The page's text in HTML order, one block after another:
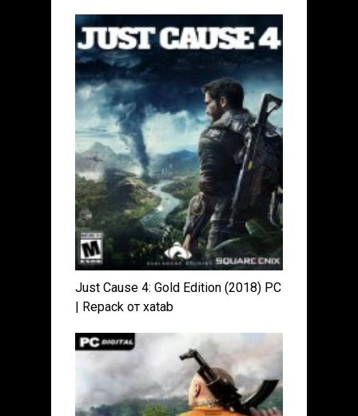
Just Cause 4: Gold Edition (2018) PC
| Repack от xatab